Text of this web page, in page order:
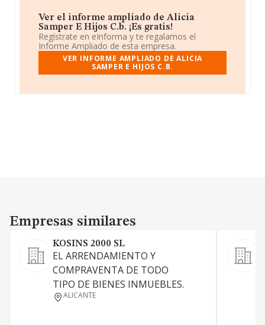
Ver el informe ampliado de Alicia
Samper E Hijos C.b. ¡Es gratis!
Regístrate en eInforma y te regalamos el
Informe Ampliado de esta empresa.
VER INFORME AMPLIADO DE ALICIA
SAMPER E HIJOS C.B.
Empresas similares
Empresas similares
KOSINS 2000 SL
EL ARRENDAMIENTO Y
COMPRAVENTA DE TODO
TIPO DE BIENES INMUEBLES.
ALICANTE